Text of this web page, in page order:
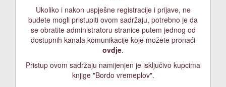
Ukoliko i nakon uspješne registracije i prijave, ne
budete mogli pristupiti ovom sadržaju, potrebno je da
se obratite administratoru stranice putem jednog od
dostupnih kanala komunikacije koje možete pronaći
ovdje.
Pristup ovom sadržaju namijenjen je isključivo kupcima
knjige "Bordo vremeplov".